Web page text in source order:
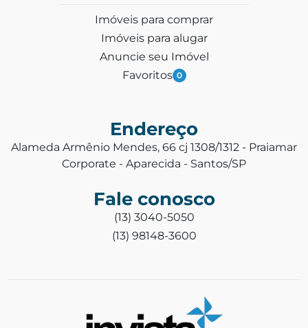
Imóveis para comprar
Imóveis para alugar
Anuncie seu Imóvel
Favoritos 0
Endereço
Alameda Armênio Mendes, 66 cj 1308/1312 - Praiamar
Corporate - Aparecida - Santos/SP
Fale conosco
(13) 3040-5050
(13) 98148-3600